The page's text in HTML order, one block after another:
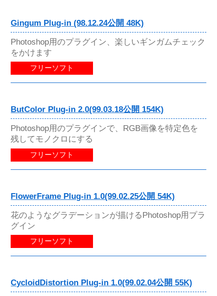
Gingum Plug-in (98.12.24公開 48K)
Photoshop用のプラグイン、楽しいギンガムチェック
をかけます
フリーソフト
ButColor Plug-in 2.0(99.03.18公開 154K)
Photoshop用のプラグインで、RGB画像を特定色を
残してモノクロにする
フリーソフト
FlowerFrame Plug-in 1.0(99.02.25公開 54K)
花のようなグラデーションが描けるPhotoshop用プラ
グイン
フリーソフト
CycloidDistortion Plug-in 1.0(99.02.04公開 55K)